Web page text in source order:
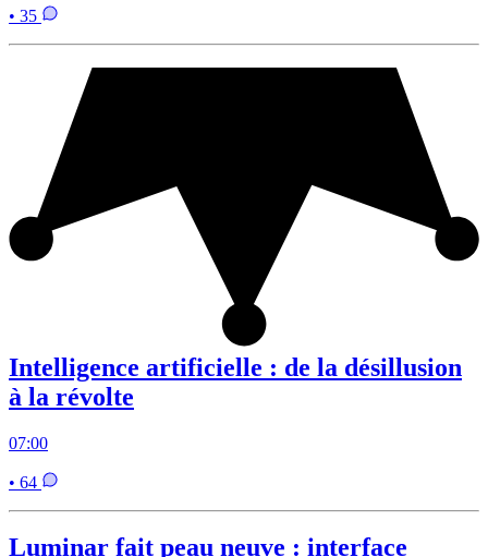
• 35
Intelligence artificielle : de la désillusion
à la révolte
07:00
• 64
Luminar fait peau neuve : interface